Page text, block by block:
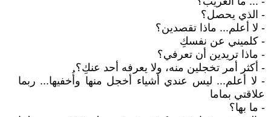
- الذي يحصل؟
- لا أعلم... ماذا تقصدين؟
- كلميني عن نفسكِ
- ماذا تريدين أن تعرفي؟
- أكثر أمر تخجلين منه، ولا يعرفه أحد عنكِ؟
- لا أعلم... ليس عندي أشياء أخجل منها وأُخفيها... ربما
علاقتي بماما
- ما بها؟